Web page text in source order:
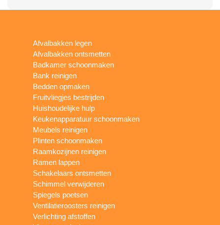
Afvalbakken legen
Afvalbakken ontsmetten
Badkamer schoonmaken
Bank reinigen
Bedden opmaken
Fruitvliegjes bestrijden
Huishoudelijke hulp
Keukenapparatuur schoonmaken
Meubels reinigen
Plinten schoonmaken
Raamkozijnen reinigen
Ramen lappen
Schakelaars ontsmetten
Schimmel verwijderen
Spiegels poetsen
Ventilatieroosters reinigen
Verlichting afstoffen